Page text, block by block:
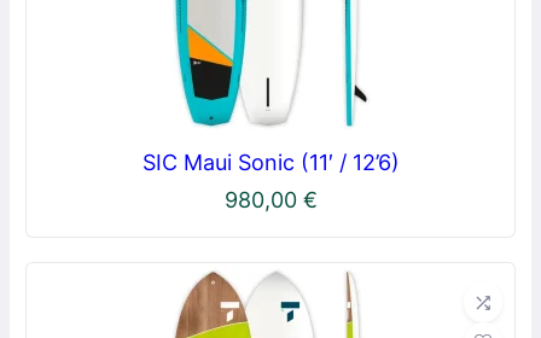
SIC Maui Sonic (11′ / 12’6)
980,00 €